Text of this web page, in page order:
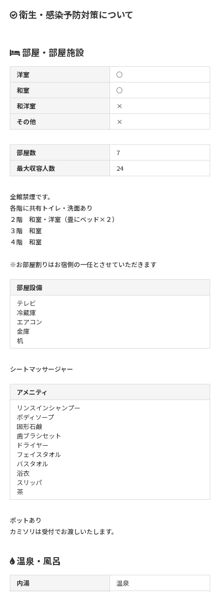
衛生・感染予防対策について
部屋・部屋施設
洋室
○
和室
○
和洋室
×
その他
×
部屋数
7
最大収容人数
24
全館禁煙です。
各階に共有トイレ・洗面あり
２階 和室・洋室（畳にベッド×２）
３階 和室
４階 和室
※お部屋割りはお宿側の一任とさせていただきます
部屋設備
テレビ
冷蔵庫
エアコン
金庫
机
シートマッサージャー
アメニティ
リンスインシャンプー
ボディソープ
固形石鹸
歯ブラシセット
ドライヤー
フェイスタオル
バスタオル
浴衣
スリッパ
茶
ポットあり
カミソリは受付でお渡しいたします。
温泉・風呂
内湯
温泉